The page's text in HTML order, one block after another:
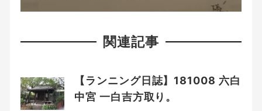
関連記事
【ランニング日誌】181008 六白
中宮 一白吉方取り。